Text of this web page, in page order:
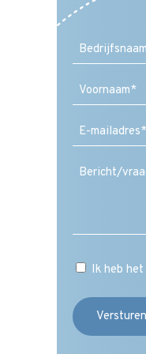
Ik heb het